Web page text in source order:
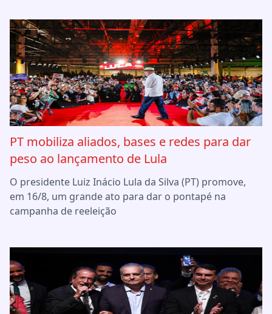
PT mobiliza aliados, bases e redes para dar
peso ao lançamento de Lula
O presidente Luiz Inácio Lula da Silva (PT) promove,
em 16/8, um grande ato para dar o pontapé na
campanha de reeleição